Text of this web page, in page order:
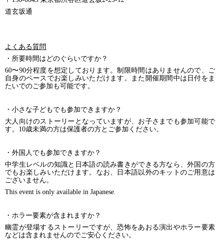
道玄坂通
よくある質問
・所要時間はどのぐらいですか？
60〜90分程度を想定しております。制限時間はありませんので、ご
自身のペースでお楽しみいただけます。また開催期間中は日付をま
たいでのご参加も可能です。
・小さな子どもでも参加できますか？
大人向けのストーリーとなっていますが、お子さまでも参加可能で
す。10歳未満の方は保護者の方とご参加ください。
・外国人でも参加できますか？
中学生レベルの知識と日本語の読み書きができる方なら、外国の方
でもお楽しみいただけます。なお、日本語以外のキットのご用意は
ございません。
This event is only available in Japanese.
・ホラー要素が含まれますか？
幽霊が登場するストーリーですが、恐怖をあおる演出やホラー要素
などは含まれませんのでご安心ください。